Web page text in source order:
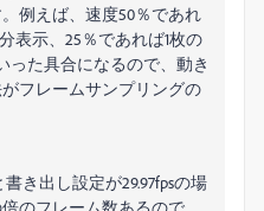
例えば、速度50％であれ
表示、25％であれば1枚の
った具合になるので、動き
フレームサンプリングの
き出し設定が29.97fpsの場
のフレーム数あるので、